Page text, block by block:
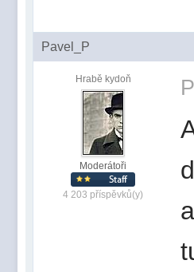
Pavel_P
Hrabě kydoň
Moderátoři
4 203 příspěvků(y)